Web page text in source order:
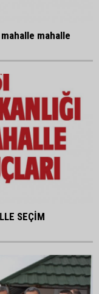
mahalle mahalle
SEÇİM